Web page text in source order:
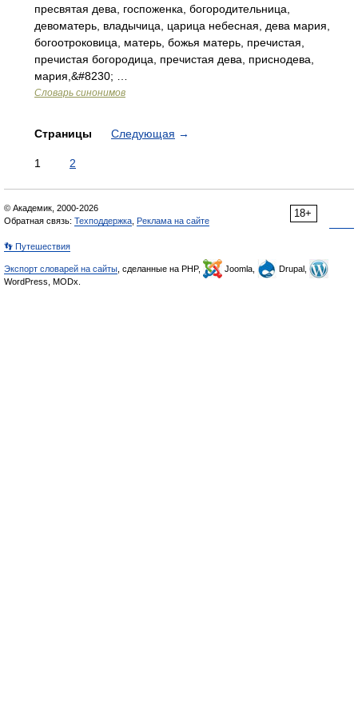
пресвятая дева, госпоженка, богородительница,
девоматерь, владычица, царица небесная, дева мария,
богоотроковица, матерь, божья матерь, пречистая,
пречистая богородица, пречистая дева, приснодева,
мария,&#8230; …
Словарь синонимов
Страницы Следующая →
1 2
18+
© Академик, 2000-2026
Обратная связь: Техподдержка Реклама на сайте
👣 Путешествия
Экспорт словарей на сайты , сделанные на PHP, Joomla,
Drupal,
WordPress, MODx.